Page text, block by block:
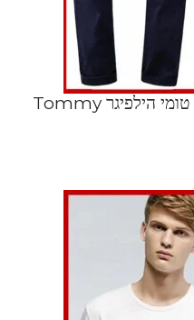
קטלוג ג'ינסים ומכנסיים לגברים טומי הילפיגר Tommy